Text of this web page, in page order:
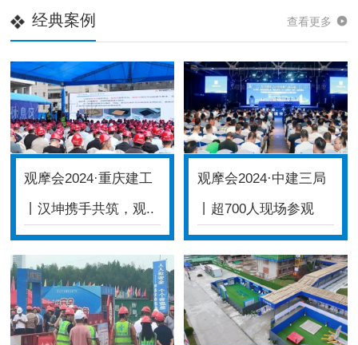
查看更多
经典案例
观摩会2024·重庆建工
丨汉坤携手共筑，观..
观摩会2024·中建三局
丨超700人现场参观
体..